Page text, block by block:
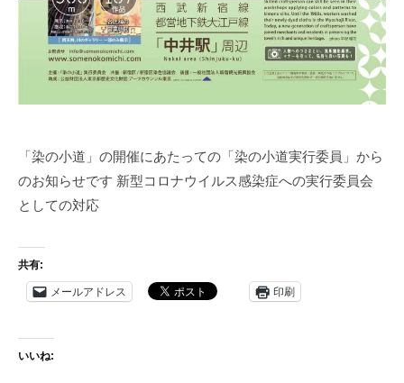
「染の小道」の開催にあたっての「染の小道実行委員」から
のお知らせです 新型コロナウイルス感染症への実行委員会
としての対応
共有:
メールアドレス 印刷
いいね: